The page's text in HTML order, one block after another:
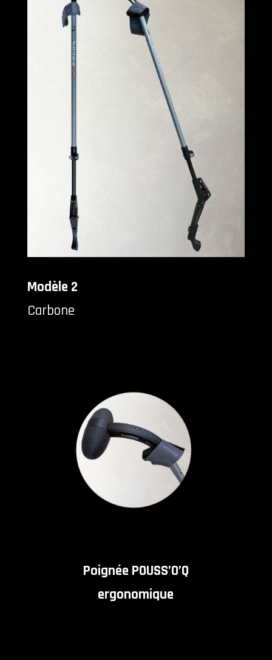
Modèle 2
Carbone
Poignée POUSS’O’Q
ergonomique